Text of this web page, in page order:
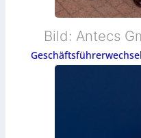
Bild: Antecs